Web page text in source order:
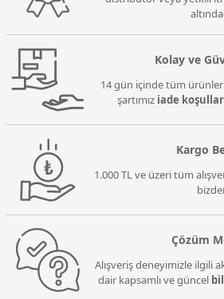
Kolay ve
14 gün içinde tüm
şartımız iade
Kargo
1.000 TL ve üzeri tüm
Çözüm
Alışveriş deneyimizle ilgili
dair kapsamlı ve güncel